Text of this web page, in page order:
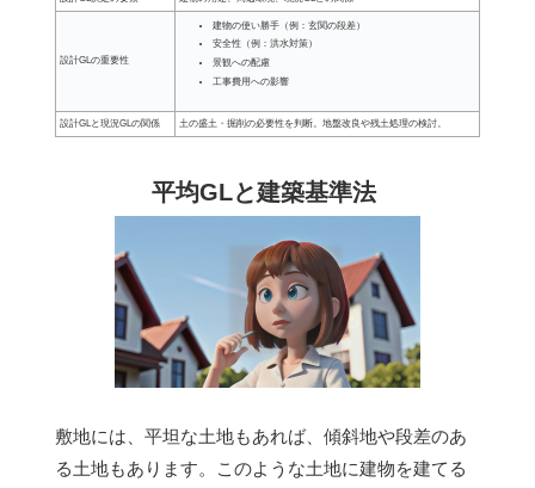
設計GLの重要性
建物の使い勝手（例：玄関の段差）
安全性（例：洪水対策）
景観への配慮
工事費用への影響
設計GLと現況GLの関係 土の盛土・掘削の必要性を判断。地盤改良や残土処理の検討。
平均GLと建築基準法
敷地には、平坦な土地もあれば、傾斜地や段差のあ
る土地もあります。このような土地に建物を建てる